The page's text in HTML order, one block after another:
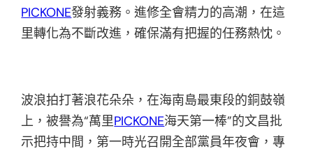
PICKONE發射義務。進修全會精力的高潮，在這
里轉化為不斷改進，確保滿有把握的任務熱忱。
波浪拍打著浪花朵朵，在海南島最東段的銅鼓嶺
上，被譽為“萬里PICKONE海天第一棒”的文昌批
示把持中間，第一時光召開全部黨員年夜會，專